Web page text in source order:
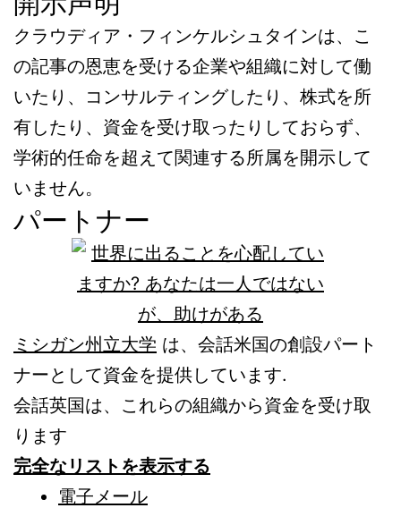
クラウディア・フィンケルシュタインは、こ
の記事の恩恵を受ける企業や組織に対して働
いたり、コンサルティングしたり、株式を所
有したり、資金を受け取ったりしておらず、
学術的任命を超えて関連する所属を開示して
いません。
パートナー
ミシガン州立大学 は、会話米国の創設パート
ナーとして資金を提供しています.
会話英国は、これらの組織から資金を受け取
ります
完全なリストを表示する
電子メール